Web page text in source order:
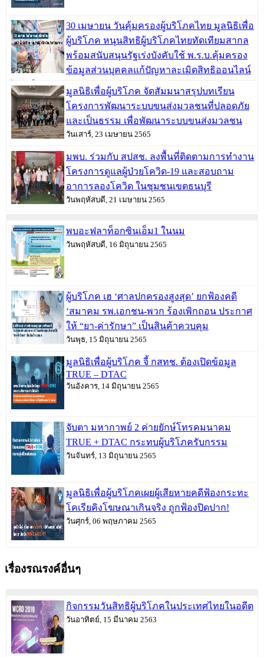
30 เมษายน วันคุ้มครองผู้บริโภคไทย มูลนิธิเพื่อ
ผู้บริโภค หนุนสิทธิผู้บริโภคไทยทัดเทียมสากล
พร้อมสนับสนุนรัฐเร่งบังคับใช้ พ.ร.บ.คุ้มครอง
ข้อมูลส่วนบุคคลแก้ปัญหาละเมิดสิทธิออนไลน์
มูลนิธิเพื่อผู้บริโภค จัดสัมมนาสรุปบทเรียน
โครงการพัฒนาระบบขนส่งมวลชนที่ปลอดภัย
และเป็นธรรม เพื่อพัฒนาระบบขนส่งมวลชน
วันเสาร์, 23 เมษายน 2565
มพบ. ร่วมกับ สปสช. ลงพื้นที่ติดตามการทำงาน
โครงการดูแลผู้ป่วยโควิด-19 และสอบถาม
อาการลองโควิด ในชุมชนเขตธนบุรี
วันพฤหัสบดี, 21 เมษายน 2565
พบอะฟลาท็อกซินเอ็ม1 ในนม
วันพฤหัสบดี, 16 มิถุนายน 2565
ผู้บริโภค เฮ ‘ศาลปกครองสูงสุด’ ยกฟ้องคดี
‘สมาคม รพ.เอกชน-พวก ร้องเพิกถอน ประกาศ
ให้ “ยา-ค่ารักษา” เป็นสินค้าควบคุม
วันพุธ, 15 มิถุนายน 2565
มูลนิธิเพื่อผู้บริโภค จี้ กสทช. ต้องเปิดข้อมูล
TRUE – DTAC
วันอังคาร, 14 มิถุนายน 2565
จับตา มหากาพย์ 2 ค่ายยักษ์โทรคมนาคม
TRUE + DTAC กระทบผู้บริโภครับกรรม
วันจันทร์, 13 มิถุนายน 2565
มูลนิธิเพื่อผู้บริโภคเผยผู้เสียหายคดีฟ้องกระทะ
โคเรียคิงโฆษณาเกินจริง ถูกฟ้องปิดปาก!
วันศุกร์, 06 พฤษภาคม 2565
เรื่องรณรงค์อื่นๆ
กิจกรรมวันสิทธิผู้บริโภคในประเทศไทยในอดีต
วันอาทิตย์, 15 มีนาคม 2563